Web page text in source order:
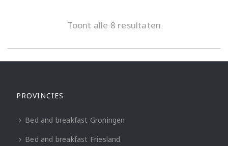
Toont alle 8 resultaten
PROVINCIES
Bed and breakfast Groningen
Bed and breakfast Friesland